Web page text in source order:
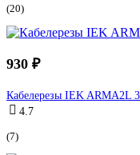
(20)
930 ₽
Кабелерезы IEK ARMA2L
4.7
(7)